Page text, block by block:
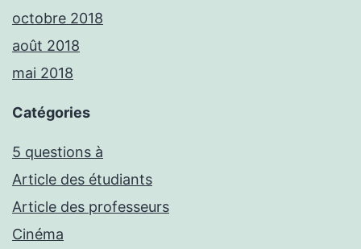
octobre 2018
août 2018
mai 2018
Catégories
5 questions à
Article des étudiants
Article des professeurs
Cinéma